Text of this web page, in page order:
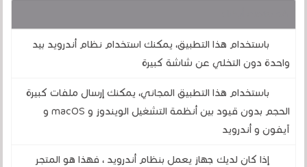
باستخدام هذا التطبيق، يمكنك استخدام نظام أندرويد بيد
واحدة دون التخلي عن شاشة كبيرة
باستخدام هذا التطبيق المجاني، يمكنك إرسال ملفات كبيرة
الحجم بدون قيود بين أنظمة التشغيل الويندوز و macOS و
آيفون و أندرويد
إذا كان لديك جهاز يعمل بنظام أندرويد ، فهذا هو المتجر